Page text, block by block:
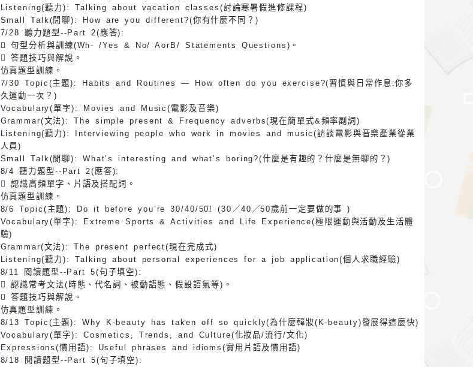
Listening(聽力): Talking about vacation classes(討論寒暑假進修課程)
Small Talk(閒聊): How are you different?(你有什麼不同？)
7/28 聽力題型--Part 2(應答):
 句型分析與訓練(Wh- /Yes & No/ AorB/ Statements Questions)。
 答題技巧與解說。
仿真題型訓練。
7/30 Topic(主題): Habits and Routines — How often do you exercise?(習慣與日常作息:你多
久運動一次？)
Vocabulary(單字): Movies and Music(電影及音樂)
Grammar(文法): The simple present & Frequency adverbs(現在簡單式&頻率副詞)
Listening(聽力): Interviewing people who work in movies and music(訪談電影與音樂產業從業
人員)
Small Talk(閒聊): What’s interesting and what’s boring?(什麼是有趣的？什麼是無聊的？)
8/4 聽力題型--Part 2(應答):
 認識高頻單字、片語及搭配詞。
仿真題型訓練。
8/6 Topic(主題): Do it before you’re 30/40/50! (30／40／50歲前一定要做的事 )
Vocabulary(單字): Extreme Sports & Activities and Life Experience(極限運動與活動及生活體
驗)
Grammar(文法): The present perfect(現在完成式)
Listening(聽力): Talking about personal experiences for a job application(個人求職經驗)
8/11 閱讀題型--Part 5(句子填空):
 認識常考文法(時態、代名詞、被動語態、假設語氣等)。
 答題技巧與解說。
仿真題型訓練。
8/13 Topic(主題): Why K-beauty has taken off so quickly(為什麼韓妝(K-beauty)發展得這麼快)
Vocabulary(單字): Cosmetics, Trends, and Culture(化妝品/流行/文化)
Expressions(慣用語): Useful phrases and idioms(實用片語及慣用語)
8/18 閱讀題型--Part 5(句子填空):